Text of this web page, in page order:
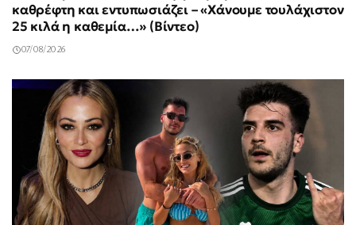
καθρέφτη και εντυπωσιάζει – «Χάνουμε τουλάχιστον
25 κιλά η καθεμία…» (Βίντεο)
07/08/2026